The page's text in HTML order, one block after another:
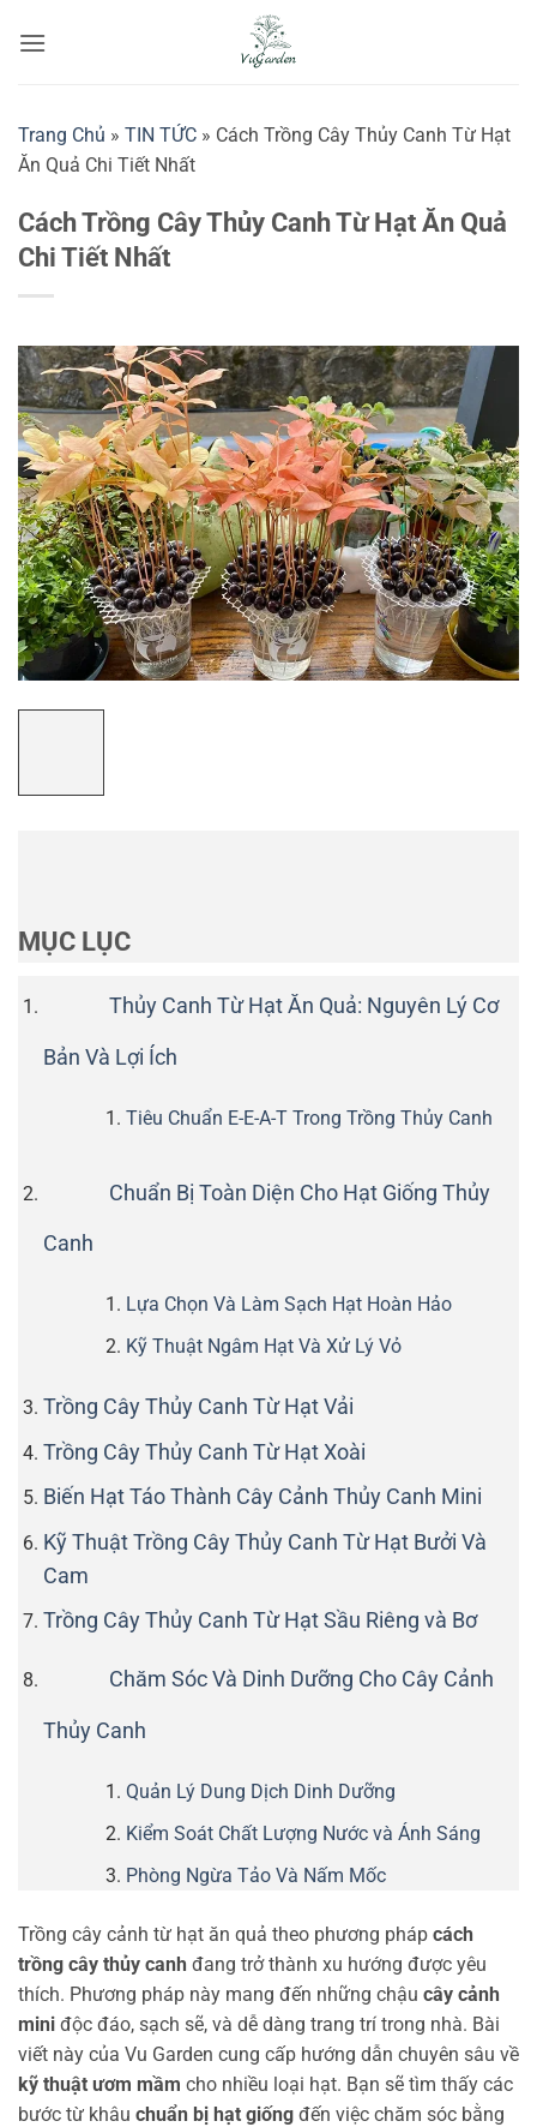
qua
Trang Chủ » TIN TỨC » Cách Trồng Cây Thủy Canh Từ Hạt
Ăn Quả Chi Tiết Nhất
Cách Trồng Cây Thủy Canh Từ Hạt Ăn Quả
Chi Tiết Nhất
MỤC LỤC
Thủy Canh Từ Hạt Ăn Quả: Nguyên Lý Cơ
Bản Và Lợi Ích
Tiêu Chuẩn E-E-A-T Trong Trồng Thủy Canh
Chuẩn Bị Toàn Diện Cho Hạt Giống Thủy
Canh
Lựa Chọn Và Làm Sạch Hạt Hoàn Hảo
Kỹ Thuật Ngâm Hạt Và Xử Lý Vỏ
Trồng Cây Thủy Canh Từ Hạt Vải
Trồng Cây Thủy Canh Từ Hạt Xoài
Biến Hạt Táo Thành Cây Cảnh Thủy Canh Mini
Kỹ Thuật Trồng Cây Thủy Canh Từ Hạt Bưởi Và
Cam
Trồng Cây Thủy Canh Từ Hạt Sầu Riêng và Bơ
Chăm Sóc Và Dinh Dưỡng Cho Cây Cảnh
Thủy Canh
Quản Lý Dung Dịch Dinh Dưỡng
Kiểm Soát Chất Lượng Nước và Ánh Sáng
Phòng Ngừa Tảo Và Nấm Mốc
Trồng cây cảnh từ hạt ăn quả theo phương pháp cách
trồng cây thủy canh đang trở thành xu hướng được yêu
thích. Phương pháp này mang đến những chậu cây cảnh
mini độc đáo, sạch sẽ, và dễ dàng trang trí trong nhà. Bài
viết này của Vu Garden cung cấp hướng dẫn chuyên sâu về
kỹ thuật ươm mầm cho nhiều loại hạt. Bạn sẽ tìm thấy các
bước từ khâu chuẩn bị hạt giống đến việc chăm sóc bằng